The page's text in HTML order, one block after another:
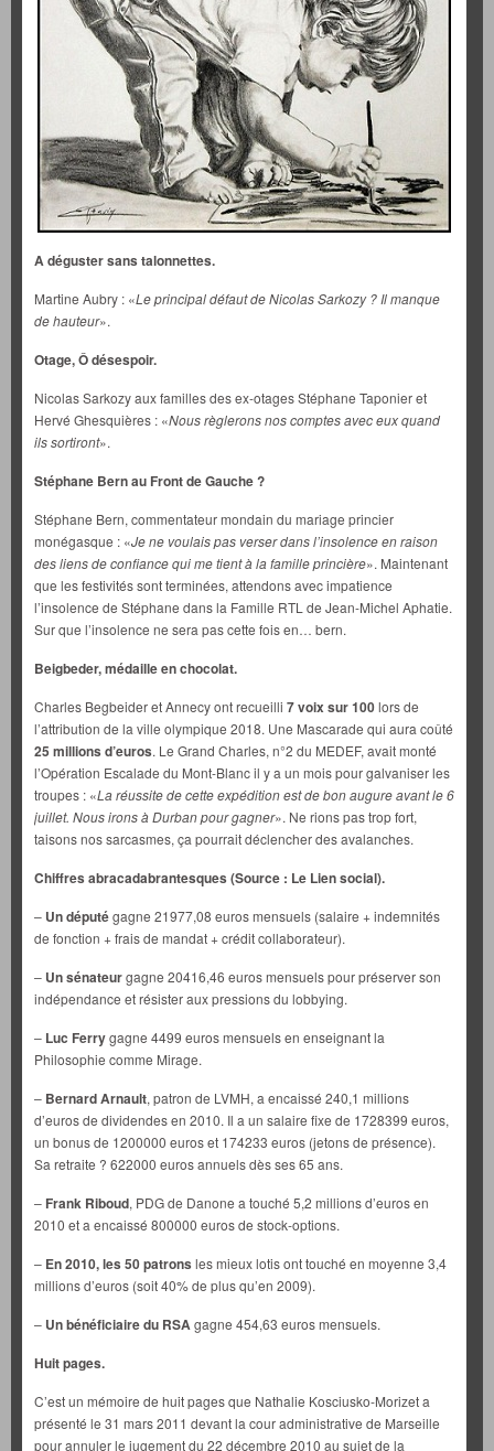
A déguster sans talonnettes.
Martine Aubry : «Le principal défaut de Nicolas Sarkozy ? Il manque
de hauteur».
Otage, Ô désespoir.
Nicolas Sarkozy aux familles des ex-otages Stéphane Taponier et
Hervé Ghesquières : «Nous règlerons nos comptes avec eux quand
ils sortiront».
Stéphane Bern au Front de Gauche ?
Stéphane Bern, commentateur mondain du mariage princier
monégasque : «Je ne voulais pas verser dans l’insolence en raison
des liens de confiance qui me tient à la famille princière». Maintenant
que les festivités sont terminées, attendons avec impatience
l’insolence de Stéphane dans la Famille RTL de Jean-Michel Aphatie.
Sur que l’insolence ne sera pas cette fois en… bern.
Beigbeder, médaille en chocolat.
Charles Begbeider et Annecy ont recueilli 7 voix sur 100lors de
l’attribution de la ville olympique 2018. Une Mascarade qui aura coûté
25 millions d’euros. Le Grand Charles, n°2 du MEDEF, avait monté
l’Opération Escalade du Mont-Blanc il y a un mois pour galvaniser les
troupes : «La réussite de cette expédition est de bon augure avant le 6
juillet. Nous irons à Durban pour gagner». Ne rions pas trop fort,
taisons nos sarcasmes, ça pourrait déclencher des avalanches.
Chiffres abracadabrantesques (Source : Le Lien social).
– Un députégagne 21977,08 euros mensuels (salaire + indemnités
de fonction + frais de mandat + crédit collaborateur).
– Un sénateurgagne 20416,46 euros mensuels pour préserver son
indépendance et résister aux pressions du lobbying.
– Luc Ferrygagne 4499 euros mensuels en enseignant la
Philosophie comme Mirage.
– Bernard Arnault, patron de LVMH, a encaissé 240,1 millions
d’euros de dividendes en 2010. Il a un salaire fixe de 1728399 euros,
un bonus de 1200000 euros et 174233 euros (jetons de présence).
Sa retraite ? 622000 euros annuels dès ses 65 ans.
– Frank Riboud, PDG de Danone a touché 5,2 millions d’euros en
2010 et a encaissé 800000 euros de stock-options.
– En 2010, les 50 patrons les mieux lotis ont touché en moyenne 3,4
millions d’euros (soit 40% de plus qu’en 2009).
– Un bénéficiaire du RSAgagne 454,63 euros mensuels.
Huit pages.
C’est un mémoire de huit pages que Nathalie Kosciusko-Morizet a
présenté le 31 mars 2011 devant la cour administrative de Marseille
pour annuler le jugement du 22 décembre 2010 au sujet de la